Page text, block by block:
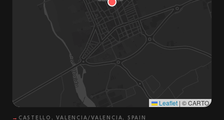
Leaflet | © CARTO
→ CASTELLO, VALENCIA/VALENCIA, SPAIN